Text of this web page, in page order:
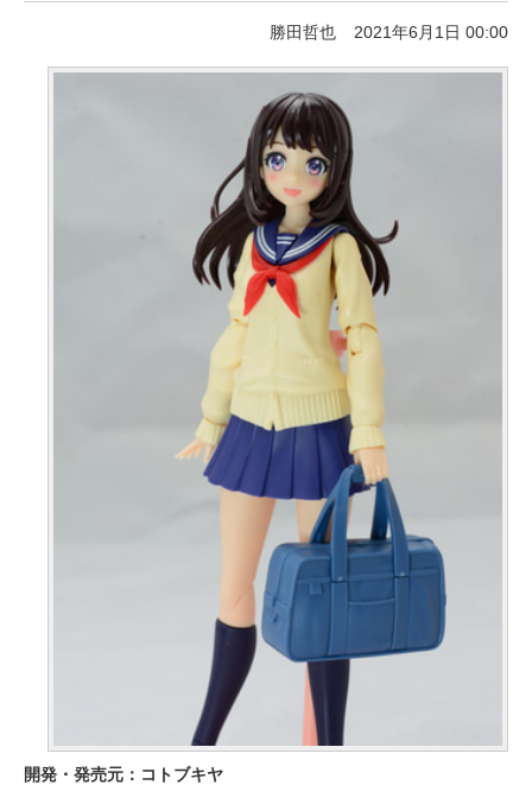
勝田哲也 2021年6月1日 00:00
開発・発売元：コトブキヤ